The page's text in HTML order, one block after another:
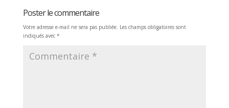
Poster le commentaire
Votre adresse e-mail ne sera pas publiée. Les champs obligatoires sont
indiqués avec *